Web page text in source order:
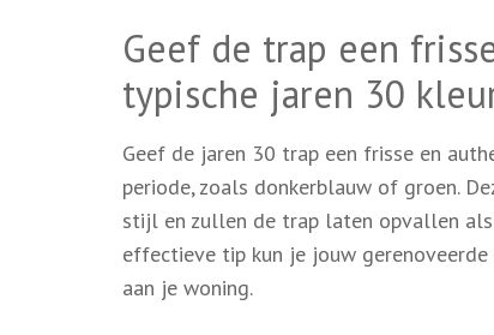
Geef de trap een
typische jaren 30
Geef de jaren 30 trap een frisse en
periode, zoals donkerblauw of groen.
stijl en zullen de trap laten opvallen
effectieve tip kun je jouw
aan je woning.